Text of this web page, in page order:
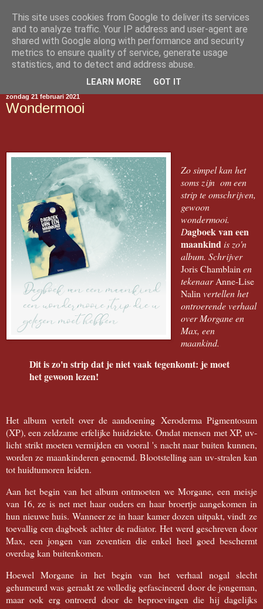
Gestript
zondag 21 februari 2021
Wondermooi
Zo simpel kan het
soms zijn om een
strip te omschrijven,
gewoon
wondermooi.
Dagboek van een
maankind is zo'n
album. Schrijver
Joris Chamblain en
tekenaarAnne-Lise
Nalin vertellen het
ontroerende verhaal
over Morgane en
Max, een
maankind.
Dit is zo'n strip dat je niet vaak tegenkomt: je moet
het gewoon lezen!
Het album vertelt over de aandoening Xeroderma Pigmentosum
(XP), een zeldzame erfelijke huidziekte. Omdat mensen met XP, uv-
licht strikt moeten vermijden en vooral 's nacht naar buiten kunnen,
worden ze maankinderen genoemd. Blootstelling aan uv-stralen kan
tot huidtumoren leiden.
Aan het begin van het album ontmoeten we Morgane, een meisje
van 16, ze is net met haar ouders en haar broertje aangekomen in
hun nieuwe huis. Wanneer ze in haar kamer dozen uitpakt, vindt ze
toevallig een dagboek achter de radiator. Het werd geschreven door
Max, een jongen van zeventien die enkel heel goed beschermt
overdag kan buitenkomen.
Hoewel Morgane in het begin van het verhaal nogal slecht
gehumeurd was geraakt ze volledig gefascineerd door de jongeman,
maar ook erg ontroerd door de beproevingen die hij dagelijks
This site uses cookies from Google to deliver its services
and to analyze traffic. Your IP address and user-agent are
shared with Google along with performance and security
metrics to ensure quality of service, generate usage
statistics, and to detect and address abuse.
LEARN MORE GOT IT